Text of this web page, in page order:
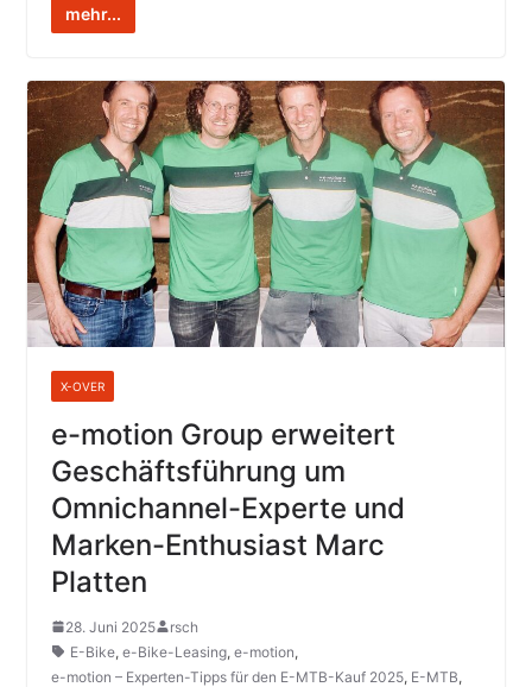
mehr...
X-OVER
e-motion Group erweitert
Geschäftsführung um
Omnichannel-Experte und
Marken-Enthusiast Marc
Platten
28. Juni 2025
rsch
E-Bike, e-Bike-Leasing, e-motion,
e-motion – Experten-Tipps für den E-MTB-Kauf 2025, E-MTB,